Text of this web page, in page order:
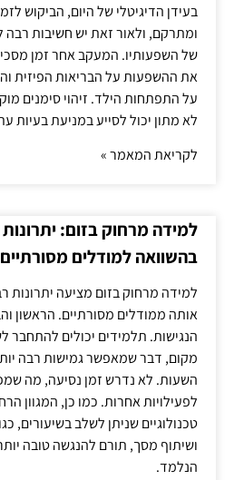
בעידן הדיגיטלי של היום, הביקוש
ומתרקם, ולאור זאת יש חשיבות
של השפעותיו. המעקב אחר זמן מסכים
את ההשפעות על הבריאות הפיזית
על התפתחות הילד. זיהוי סימנים
לא מתון יכול לסייע במניעת בעיות
לקריאת המאמר »
למידה מרחוק בזום: יתרונות
בהשוואה למודלים מסורתיים
למידה מרחוק בזום מציעה יתרונות
אותה ממודלים מסורתיים. הראשון
הנגישות. תלמידים יכולים להתחבר
מקום, דבר שמאפשר גמישות רבה
השעות. לא נדרש זמן נסיעה, מה
לפעילויות אחרות. כמו כן, המגוון
טכנולוגיים שניתן לשלב בשיעורים,
ושיתוף מסך, תורם להנגשה טובה
הנלמד.